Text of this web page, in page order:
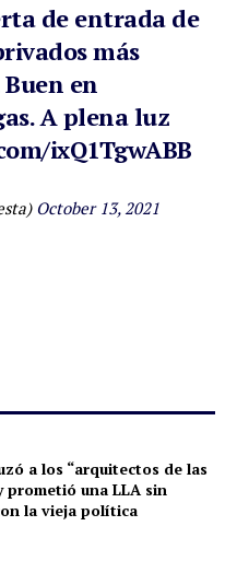
de entrada de
más
en
A plena luz
ixQ1TgwABB
October 13, 2021
a los “arquitectos de las
prometió una LLA sin
la vieja política